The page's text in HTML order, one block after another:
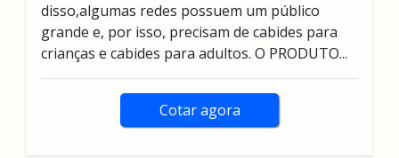
disso,algumas redes possuem um público
grande e, por isso, precisam de cabides para
crianças e cabides para adultos. O PRODUTO...
Cotar agora